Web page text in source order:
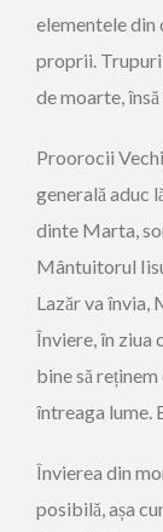
elementele din
proprii.
de moarte,
Proorocii
generală aduc
dinte Marta,
Mântuitorul
Lazăr va învia,
Înviere, în ziua
bine să
întreaga lume.
Învierea din
posibilă, așa